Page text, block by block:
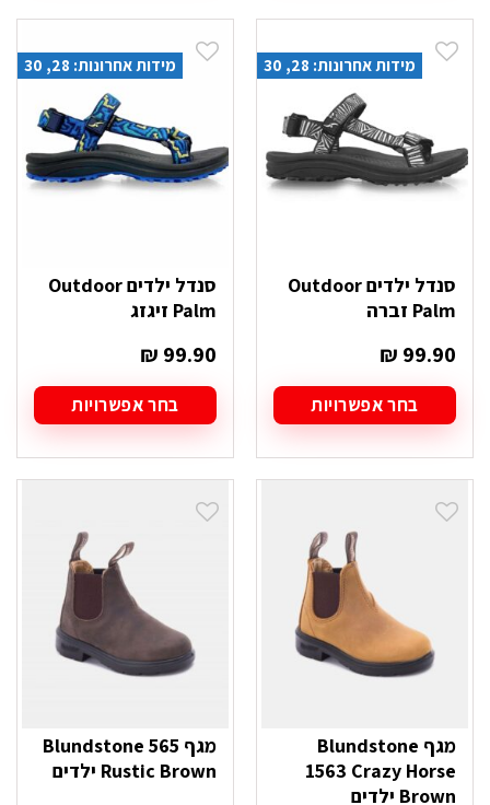
יש
סוגים.
האפשרויות
בעמוד
המוצר
יש
סוגים.
האפשרויות
בעמוד
המוצר
מידות אחרונות: 28, 30
סנדל ילדים Outdoor
Palm זברה
₪ 99.90
בחר אפשרויות
זה
יש
סוגים.
המוצר
מידות אחרונות: 28, 30
סנדל ילדים Outdoor
Palm זיגזג
₪ 99.90
בחר אפשרויות
זה
יש
סוגים.
המוצר
מגף Blundstone
1563 Crazy Horse
Brown ילדים
מגף Blundstone 565
Rustic Brown ילדים